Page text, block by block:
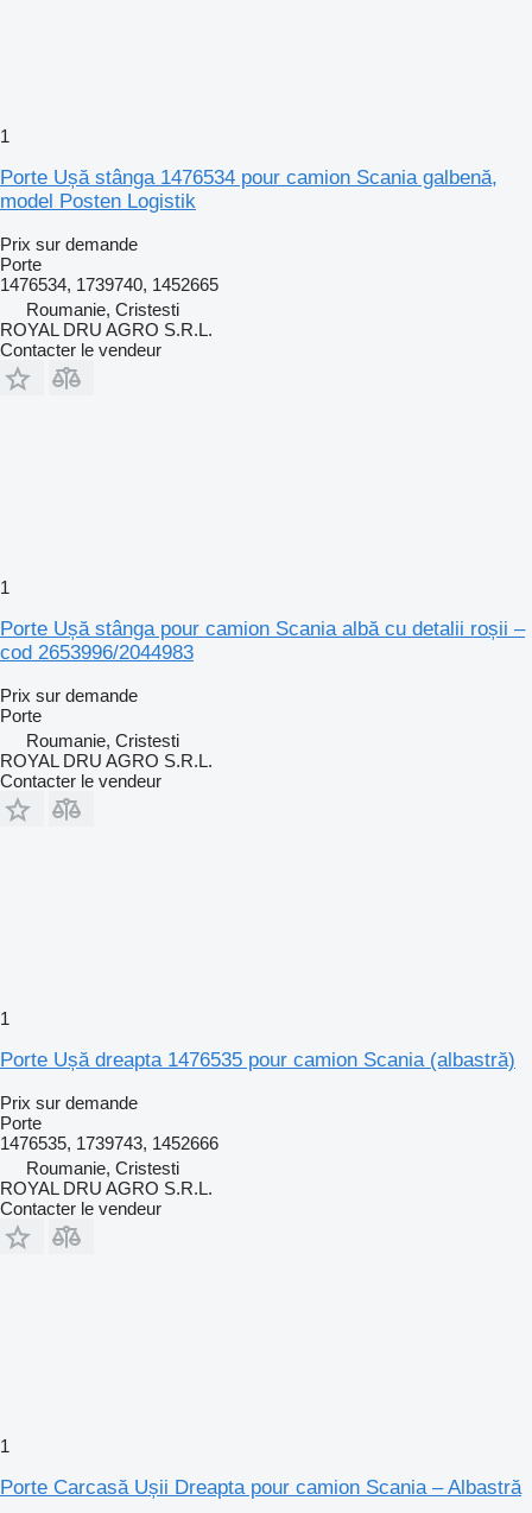
1
Porte Ușă stânga 1476534 pour camion Scania galbenă,
model Posten Logistik
Prix sur demande
Porte
1476534, 1739740, 1452665
Roumanie, Cristesti
ROYAL DRU AGRO S.R.L.
Contacter le vendeur
1
Porte Ușă stânga pour camion Scania albă cu detalii roșii –
cod 2653996/2044983
Prix sur demande
Porte
Roumanie, Cristesti
ROYAL DRU AGRO S.R.L.
Contacter le vendeur
1
Porte Ușă dreapta 1476535 pour camion Scania (albastră)
Prix sur demande
Porte
1476535, 1739743, 1452666
Roumanie, Cristesti
ROYAL DRU AGRO S.R.L.
Contacter le vendeur
1
Porte Carcasă Ușii Dreapta pour camion Scania – Albastră